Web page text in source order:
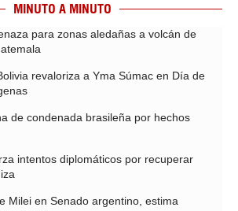
MINUTO A MINUTO
para zonas aledañas a volcán de
revaloriza a Yma Súmac en Día de
de condenada brasileña por hechos
intentos diplomáticos por recuperar
Milei en Senado argentino, estima